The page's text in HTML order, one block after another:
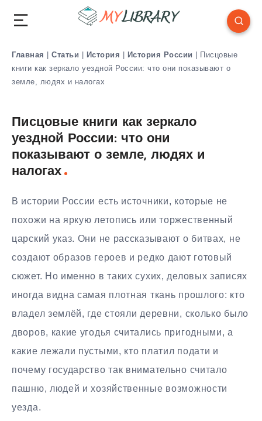
Главная | Статьи | История | История России | Писцовые
книги как зеркало уездной России: что они показывают о
земле, людях и налогах
Писцовые книги как зеркало
уездной России: что они
показывают о земле, людях и
налогах
В истории России есть источники, которые не
похожи на яркую летопись или торжественный
царский указ. Они не рассказывают о битвах, не
создают образов героев и редко дают готовый
сюжет. Но именно в таких сухих, деловых записях
иногда видна самая плотная ткань прошлого: кто
владел землёй, где стояли деревни, сколько было
дворов, какие угодья считались пригодными, а
какие лежали пустыми, кто платил подати и
почему государство так внимательно считало
пашню, людей и хозяйственные возможности
уезда.